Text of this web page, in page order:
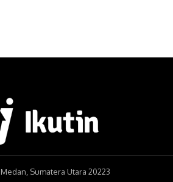
Sumatera Utara 20223